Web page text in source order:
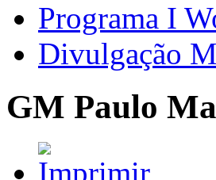
Programa I
Divulgação
GM Paulo